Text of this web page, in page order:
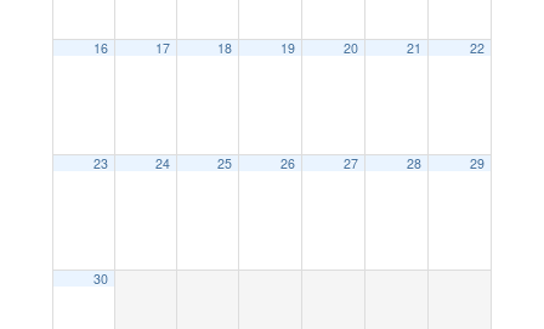
16 17 18 19 20 21 22
23 24 25 26 27 28 29
30